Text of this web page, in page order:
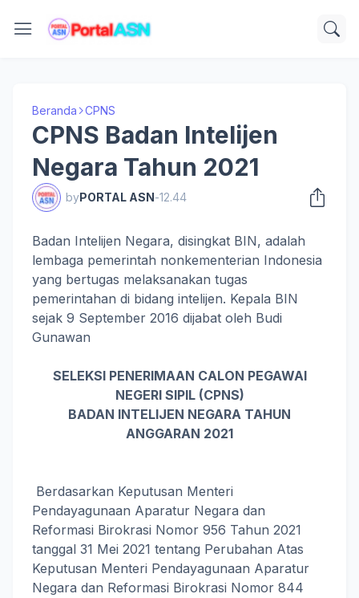
Beranda CPNS
CPNS Badan Intelijen
Negara Tahun 2021
byPORTAL ASN-12.44
Badan Intelijen Negara, disingkat BIN, adalah
lembaga pemerintah nonkementerian Indonesia
yang bertugas melaksanakan tugas
pemerintahan di bidang intelijen. Kepala BIN
sejak 9 September 2016 dijabat oleh Budi
Gunawan
SELEKSI PENERIMAAN CALON PEGAWAI
NEGERI SIPIL (CPNS)
BADAN INTELIJEN NEGARA TAHUN
ANGGARAN 2021
Berdasarkan Keputusan Menteri
Pendayagunaan Aparatur Negara dan
Reformasi Birokrasi Nomor 956 Tahun 2021
tanggal 31 Mei 2021 tentang Perubahan Atas
Keputusan Menteri Pendayagunaan Aparatur
Negara dan Reformasi Birokrasi Nomor 844